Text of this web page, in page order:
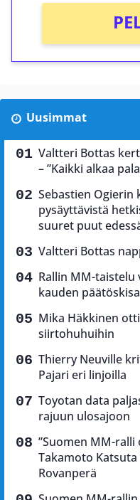
Uusimmat
Valtteri Bottas
– ”Kaikki alkaa
Sebastien
pysäyttävistä
suuret puut
Valtteri Bottas
Rallin MM-taistelu
kauden
Mika Häkkinen
siirtohuhuihin
Thierry Neuville
Pajari eri linjoilla
Toyotan data
rajuun ulosajoon
”Suomen MM-
Takamoto
Rovanperä